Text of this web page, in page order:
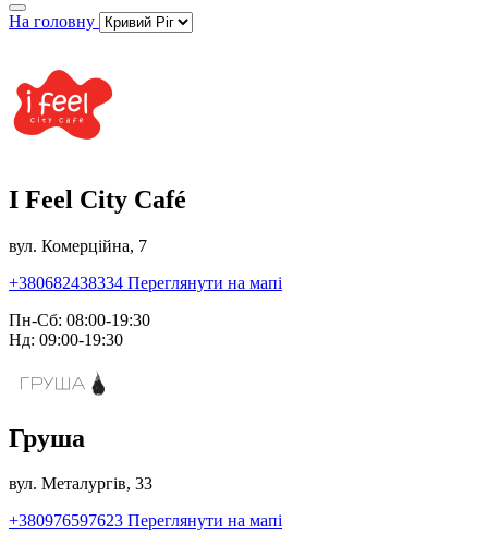
На головну
I Feel City Café
вул. Комерційна, 7
+380682438334 Переглянути на мапі
Пн-Сб: 08:00-19:30
Нд: 09:00-19:30
Груша
вул. Металургів, 33
+380976597623 Переглянути на мапі